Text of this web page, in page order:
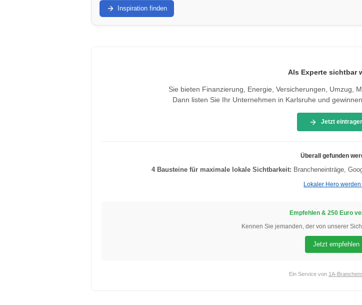
Inspiration finden
Als Experte sichtbar
Sie bieten Finanzierung, Energie, Versicherungen, Umzug,
Dann listen Sie Ihr Unternehmen in Karlsruhe und
Jetzt
Überall gefunden
4 Bausteine für maximale lokale Sichtbarkeit: Brancheneinträge,
Lokaler Hero
Empfehlen & 250 Euro
Kennen Sie jemanden, der von unserer
Jetzt empfehlen
Ein Service von 1A-